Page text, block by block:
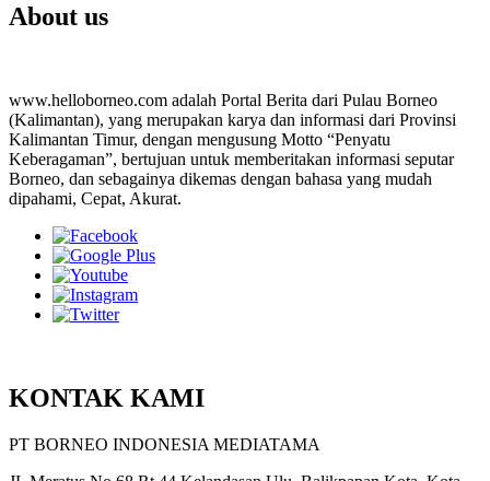
About us
www.helloborneo.com adalah Portal Berita dari Pulau Borneo
(Kalimantan), yang merupakan karya dan informasi dari Provinsi
Kalimantan Timur, dengan mengusung Motto “Penyatu
Keberagaman”, bertujuan untuk memberitakan informasi seputar
Borneo, dan sebagainya dikemas dengan bahasa yang mudah
dipahami, Cepat, Akurat.
KONTAK KAMI
PT BORNEO INDONESIA MEDIATAMA